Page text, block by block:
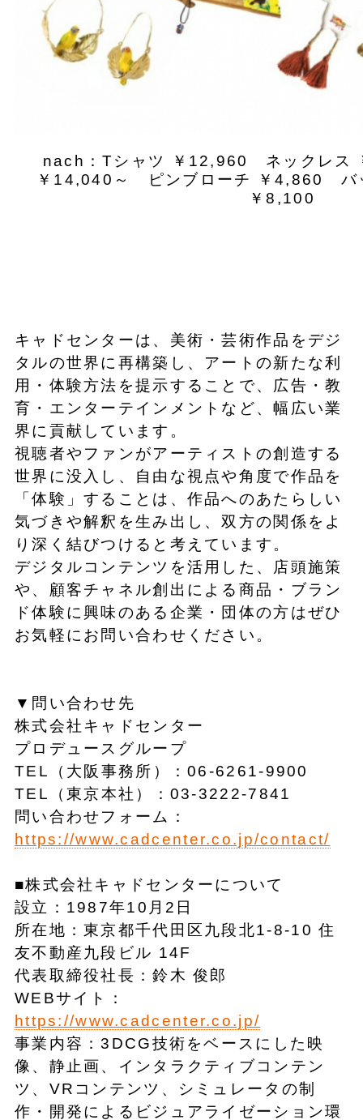
nach：Tシャツ ￥12,960 ネックレ
￥14,040～ ピンブローチ ￥4,860
￥8,100
キャドセンターは、美術・芸術作品をデジ
タルの世界に再構築し、アートの新たな利
用・体験方法を提示することで、広告・教
育・エンターテインメントなど、幅広い業
界に貢献しています。
視聴者やファンがアーティストの創造する
世界に没入し、自由な視点や角度で作品を
「体験」することは、作品へのあたらしい
気づきや解釈を生み出し、双方の関係をよ
り深く結びつけると考えています。
デジタルコンテンツを活用した、店頭施策
や、顧客チャネル創出による商品・ブラン
ド体験に興味のある企業・団体の方はぜひ
お気軽にお問い合わせください。
▼問い合わせ先
株式会社キャドセンター
プロデュースグループ
TEL（大阪事務所）：06-6261-9900
TEL（東京本社）：03-3222-7841
問い合わせフォーム：
https://www.cadcenter.co.jp/contact/
■株式会社キャドセンターについて
設立：1987年10月2日
所在地：東京都千代田区九段北1-8-10 住
友不動産九段ビル 14F
代表取締役社長：鈴木 俊郎
WEBサイト：
https://www.cadcenter.co.jp/
事業内容：3DCG技術をベースにした映
像、静止画、インタラクティブコンテン
ツ、VRコンテンツ、シミュレータの制
作・開発によるビジュアライゼーション環